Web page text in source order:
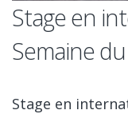
Stage en
Semaine
Stage en